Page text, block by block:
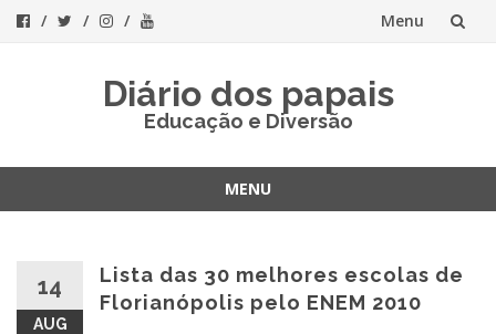
Menu
Diário dos papais
Educação e Diversão
MENU
14
AUG
Lista das 30 melhores escolas de
Florianópolis pelo ENEM 2010